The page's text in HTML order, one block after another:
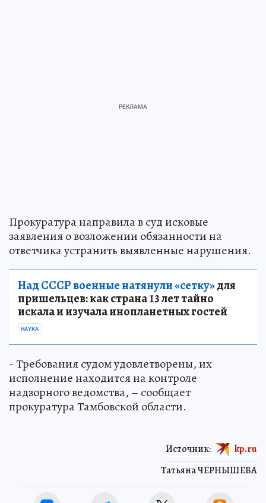
Прокуратура направила в суд исковые
заявления о возложении обязанности на
ответчика устранить выявленные нарушения.
Над СССР военные натянули «сетку»для
пришельцев: как страна 13 лет тайно
искала и изучала инопланетных гостей
НАУКА
- Требования судом удовлетворены, их
исполнение находится на контроле
надзорного ведомства, – сообщает
прокуратура Тамбовской области.
Татьяна ЧЕРНЫШЕВА
Источник: kp.ru